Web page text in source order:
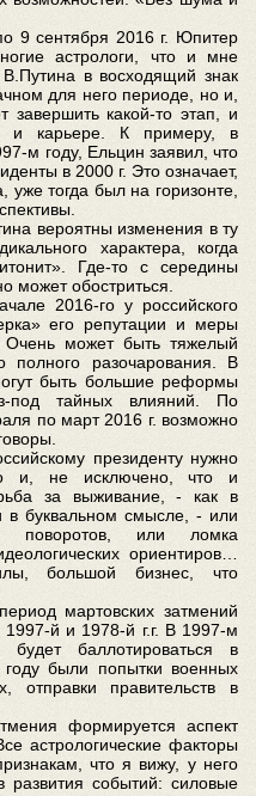
9 сентября 2016 г. Юпитер
астрологи, что и мне
в восходящий знак
для него периоде, но и,
какой-то этап, и
и карьере. К примеру, в
м году, Ельцин заявил, что
в 2000 г. Это означает,
уже тогда был на горизонте,
вероятны изменения в ту
характера, когда
Где-то с середины
может обостриться.
2016-го у российского
его репутации и меры
Очень может быть тяжелый
полного разочарования. В
быть большие реформы
под тайных влияний. По
по март 2016 г. возможно
президенту нужно
и, не исключено, что и
за выживание, - как в
в буквальном смысле, - или
поворотов, или ломка
ориентиров…
большой бизнес, что
мартовских затмений
й и 1978-й г.г. В 1997-м
баллотироваться в
были попытки военных
отправки правительств в
формируется аспект
астрологические факторы
что я вижу, у него
развития событий: силовые